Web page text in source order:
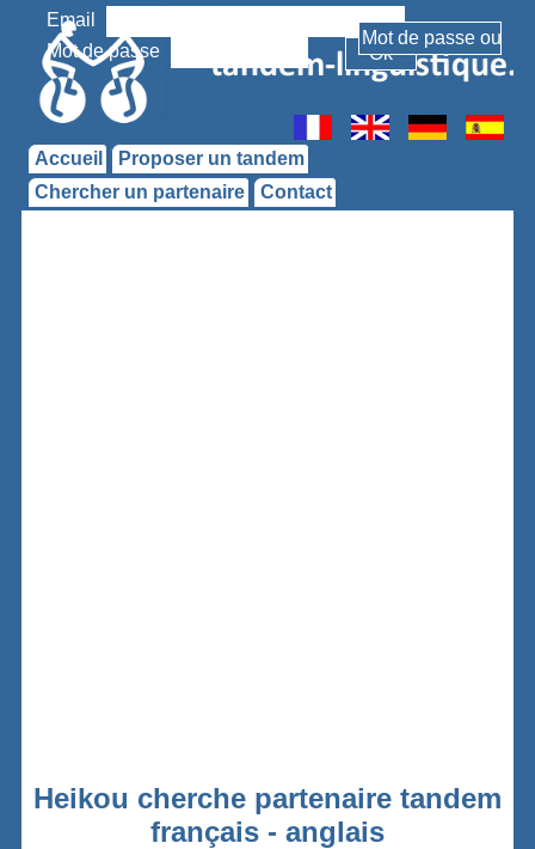
Email
Mot de passe
Accueil
Proposer un tandem
Chercher un partenaire
Contact
Heikou cherche partenaire tandem
français - anglais